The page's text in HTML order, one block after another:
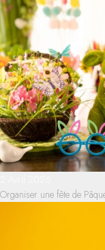
Organiser une fête de